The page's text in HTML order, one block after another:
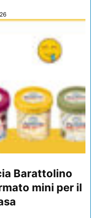
Barattolino
mini per il